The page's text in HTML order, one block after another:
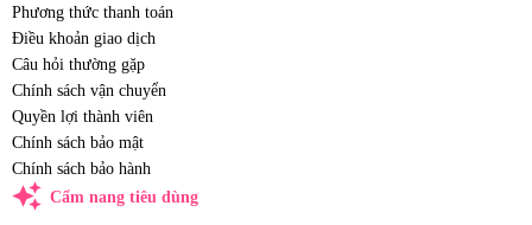
Phương thức thanh toán
Điều khoản giao dịch
Câu hỏi thường gặp
Chính sách vận chuyển
Quyền lợi thành viên
Chính sách bảo mật
Chính sách bảo hành
auto_awesome Cẩm nang tiêu dùng